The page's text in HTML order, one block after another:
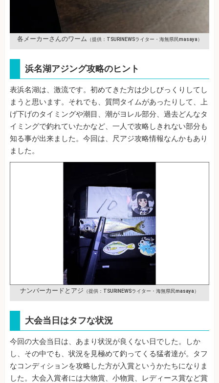
各メーカーさんのワーム （提供：TSURINEWSライター・海無県民masaya）
浜名湖アジング攻略のヒント
表浜名湖は、激流です。初めてきた方は少しびっくりしてし
まうと思います。それでも、質問タイムがあったりして、上
げ下げのタイミングや潮目、潮がヨレル部分、過去どんなタ
イミングで釣れていたかなど、一人で攻略しきれない部分も
知る事が出来ました。今回は、尺アジ攻略情報なんかもあり
ました。
ナンバーカードとアジ （提供：TSURINEWSライター・海無県民masaya）
大会当日はタフな状況
今回の大会当日は、あまり状況が良くない日でした。しか
し、その中でも、状況を見極めて釣ってくる猛者達が。タフ
なコンディションを攻略した方が入賞というかたちになりま
した。大会入賞者には大物賞、小物賞、レディース賞など賞